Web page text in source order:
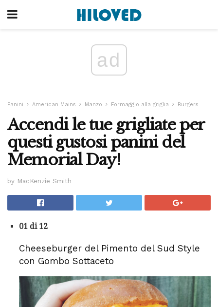
ad
Panini American Mains Manzo Formaggio alla griglia Burgers
Accendi le tue grigliate per
questi gustosi panini del
Memorial Day!
by MacKenzie Smith
01 di 12
Cheeseburger del Pimento del Sud Style
con Gombo Sottaceto